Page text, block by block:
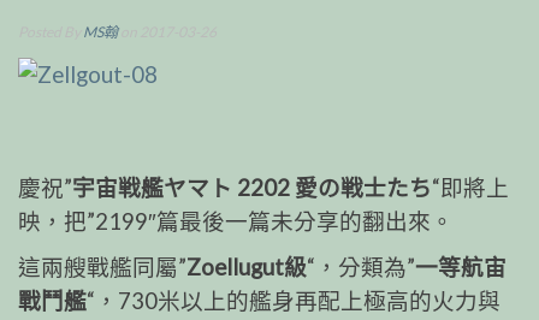
MS翰on 2017-03-26
慶祝”宇宙戦艦ヤマト 2202 愛の戦士たち“即將上
映，把”2199″篇最後一篇未分享的翻出來。
這兩艘戰艦同屬”Zoellugut級“，分類為”一等航宙
戰鬥艦“，730米以上的艦身再配上極高的火力與